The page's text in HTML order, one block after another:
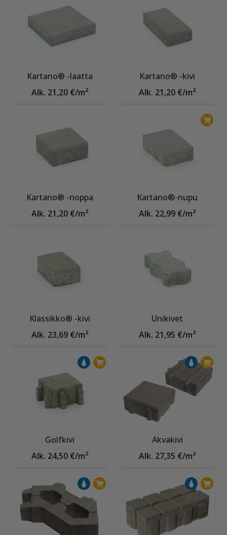
Kartano® -laatta
Alk. 21,20 €/m²
Kartano® -kivi
Alk. 21,20 €/m²
Kartano® -noppa
Alk. 21,20 €/m²
Kartano®-nupu
Alk. 22,99 €/m²
Klassikko® -kivi
Alk. 23,69 €/m²
Unikivet
Alk. 21,95 €/m²
Golfkivi
Alk. 24,50 €/m²
Akvakivi
Alk. 27,35 €/m²